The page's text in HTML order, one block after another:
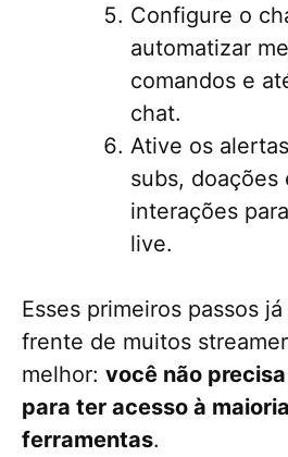
Configure o
automatizar
comandos e
chat.
Ative os
subs, doações
interações
live.
Esses primeiros passos
frente de muitos
melhor: você não
para ter acesso à
ferramentas.